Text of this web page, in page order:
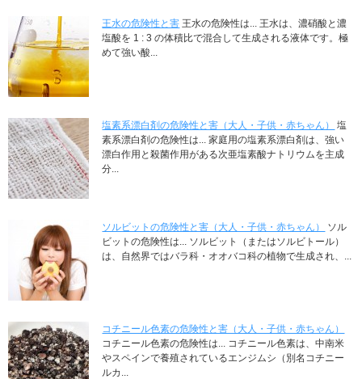
王水の危険性と害 王水の危険性は... 王水は、濃硝酸と濃
塩酸を 1 : 3 の体積比で混合して生成される液体です。極
めて強い酸...
塩素系漂白剤の危険性と害（大人・子供・赤ちゃん）
塩
素系漂白剤の危険性は... 家庭用の塩素系漂白剤は、強い
漂白作用と殺菌作用がある次亜塩素酸ナトリウムを主成
分...
ソルビットの危険性と害（大人・子供・赤ちゃん）
ソル
ビットの危険性は... ソルビット（またはソルビトール）
は、自然界ではバラ科・オオバコ科の植物で生成され、...
コチニール色素の危険性と害（大人・子供・赤ちゃん）
コチニール色素の危険性は... コチニール色素は、中南米
やスペインで養殖されているエンジムシ（別名コチニー
ルカ...